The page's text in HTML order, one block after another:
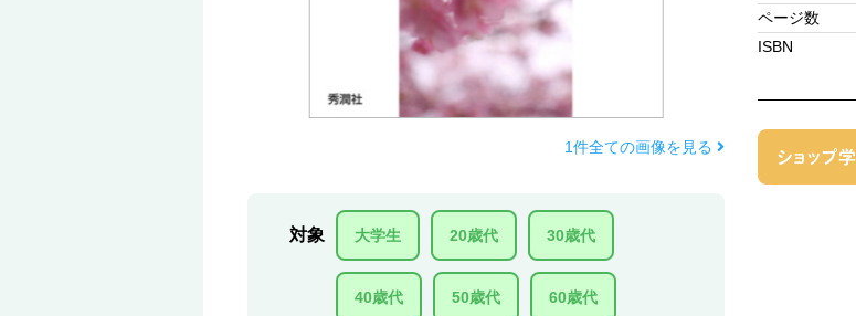
1件全ての画像を見る
対象 大学生 20歳代 30歳代
40歳代 50歳代 60歳代
ページ数
ISBN